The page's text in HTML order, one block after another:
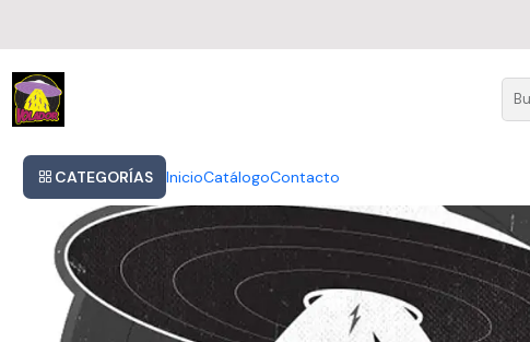
CATEGORÍAS InicioCatálogoContacto